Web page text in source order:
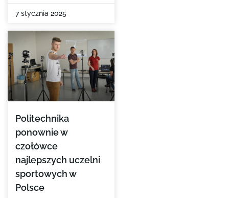
7 stycznia 2025
Politechnika
ponownie w
czołówce
najlepszych uczelni
sportowych w
Polsce